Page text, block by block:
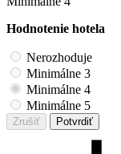
Hodnotenie hotela
Nerozhoduje
Minimálne 3
Minimálne 4
Minimálne 5
Zrušiť Potvrdiť